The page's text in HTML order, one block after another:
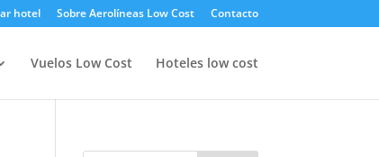
hotel Sobre Aerolíneas Low Cost Contacto
Vuelos Low Cost Hoteles low cost